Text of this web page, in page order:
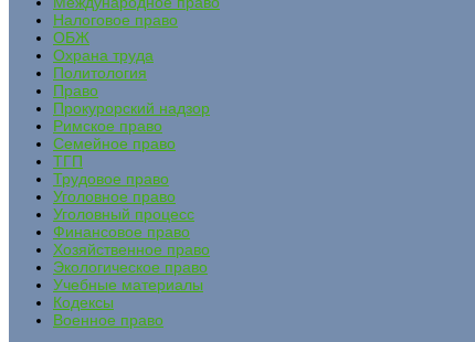
Налоговое право
ОБЖ
Охрана труда
Политология
Право
Прокурорский надзор
Римское право
Семейное право
ТГП
Трудовое право
Уголовное право
Уголовный процесс
Финансовое право
Хозяйственное право
Экологическое право
Учебные материалы
Кодексы
Военное право